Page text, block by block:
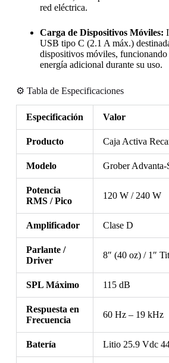
red eléctrica.
Carga de Dispositivos Móviles:
USB tipo C (2.1 A máx.)
dispositivos móviles, funcionando
energía adicional durante su uso.
⚙️ Tabla de Especificaciones
Especificación Valor
Producto Caja Activa
Modelo Grober Advanta-
Potencia
RMS / Pico
120 W / 240 W
Amplificador Clase D
Parlante /
Driver
8″ (40 oz) / 1″
SPL Máximo 115 dB
Respuesta en
Frecuencia
60 Hz – 19 kHz
Batería Litio 25.9 Vdc